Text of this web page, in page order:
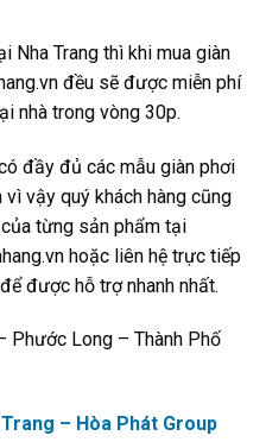
Nha Trang thì khi mua giàn
đều sẽ được miễn phí
nhà trong vòng 30p.
đầy đủ các mẫu giàn phơi
vậy quý khách hàng cũng
từng sản phẩm tại
hoặc liên hệ trực tiếp
được hỗ trợ nhanh nhất.
Phước Long – Thành Phố
– Hòa Phát Group